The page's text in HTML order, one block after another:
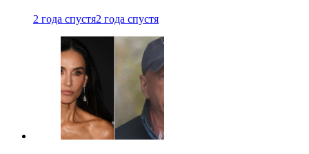
2 года спустя2 года спустя